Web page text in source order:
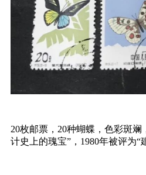
20枚邮票，20种蝴蝶，色彩斑
计史上的瑰宝”，1980年被评为“